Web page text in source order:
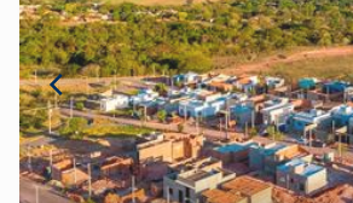
metragens a partir de 200,60 m²
chegando a até 315 m², ideais
construir com conforto, espaço e
projeto. Além disso, o valor competitivo de R$
750,00 por m² torna o Recanto
excelente oportunidade tanto
quanto para investimento. Se você procura um